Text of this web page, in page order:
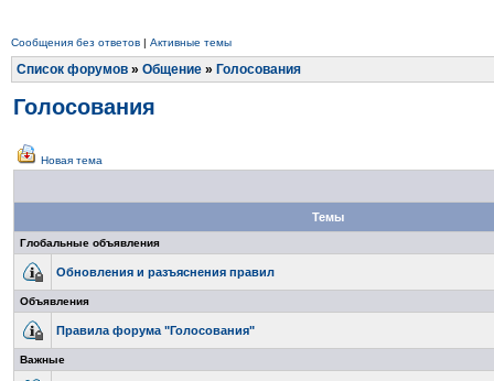
Сообщения без ответов | Активные темы
Список форумов » Общение » Голосования
Голосования
Новая тема
Темы
Глобальные объявления
Обновления и разъяснения правил
Объявления
Правила форума "Голосования"
Важные